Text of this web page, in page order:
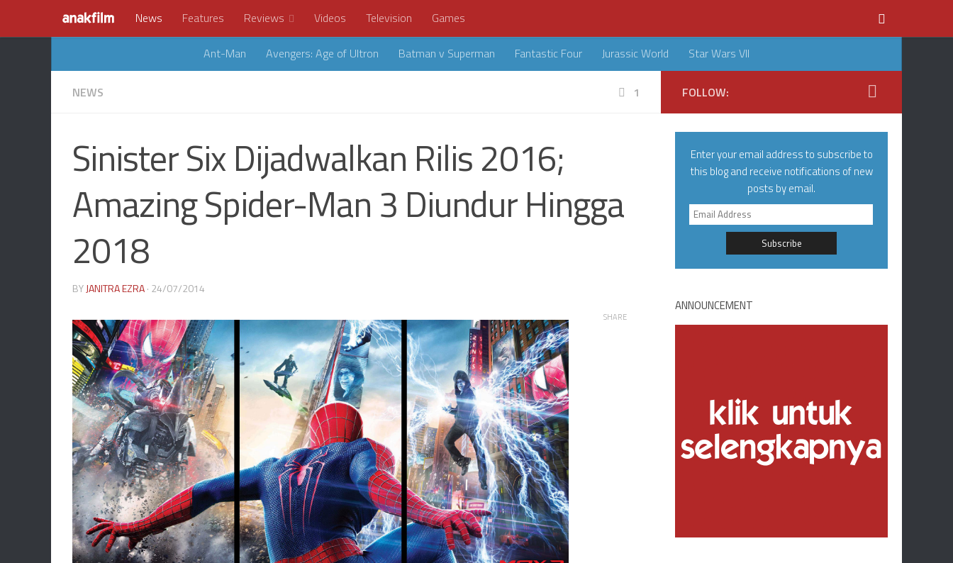
News Features Reviews Videos Television Games
Ant-Man Avengers: Age of Ultron Batman v Superman Fantastic Four Jurassic World Star Wars VII
NEWS 1
Sinister Six Dijadwalkan Rilis 2016;
Amazing Spider-Man 3 Diundur Hingga
2018
BYJANITRA EZRA· 24/07/2014
SHARE
FOLLOW:
Enter your email address to subscribe to
this blog and receive notifications of new
posts by email.
Email
Address
ANNOUNCEMENT